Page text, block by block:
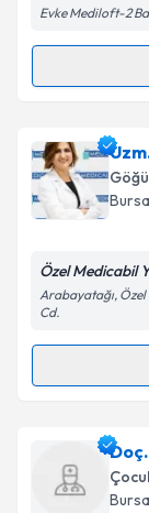
Evke Mediloft-2
Uzm. Dr.
oluşturun.
takvimBursa
Özel Medicabil
Arabayatağı, Özel
Cd.
Uzm.
oluşturun.
takvimBursa